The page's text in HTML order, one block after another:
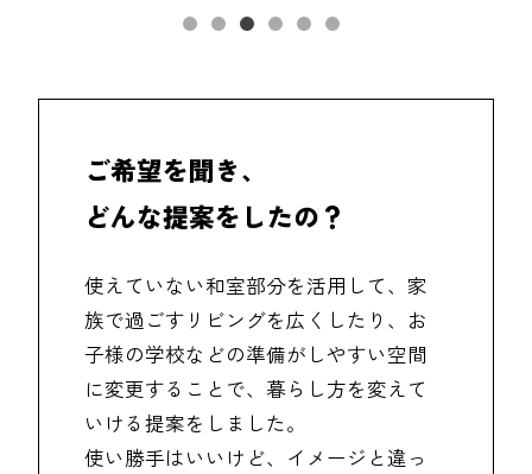
ご希望を聞き、
どんな提案をしたの？
使えていない和室部分を活用して、家
族で過ごすリビングを広くしたり、お
子様の学校などの準備がしやすい空間
に変更することで、暮らし方を変えて
いける提案をしました。
使い勝手はいいけど、イメージと違っ